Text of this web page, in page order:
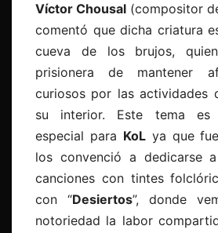
Víctor Chousal (compositor
comentó que dicha criatura
cueva de los brujos,
prisionera de mantener
curiosos por las actividades
su interior. Este tema es
especial para KoLya que
los convenció a dedicarse
canciones con tintes
con “Desiertos”, donde
notoriedad la labor